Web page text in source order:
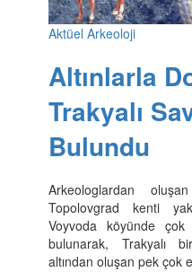
Aktüel Arkeoloji
Altınlarla
Trakyalı
Bulundu
Arkeologlardan
Topolovgrad kenti
Voyvoda köyünde
bulunarak, Trakyalı
altından oluşan pek çok